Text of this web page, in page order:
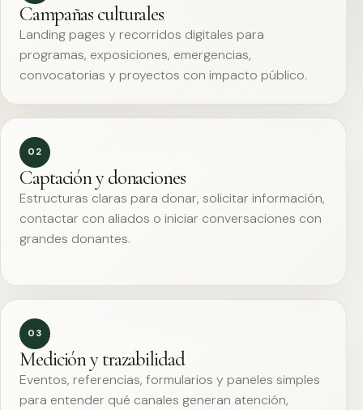
Campañas culturales
Landing pages y recorridos digitales para
programas, exposiciones, emergencias,
convocatorias y proyectos con impacto público.
02
Captación y donaciones
Estructuras claras para donar, solicitar información,
contactar con aliados o iniciar conversaciones con
grandes donantes.
03
Medición y trazabilidad
Eventos, referencias, formularios y paneles simples
para entender qué canales generan atención,